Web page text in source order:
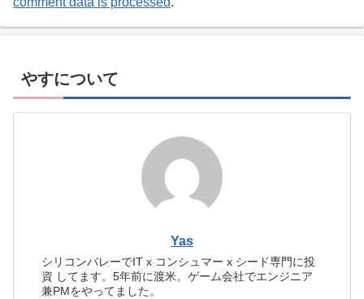
やすについて
Yas
シリコンバレーでIT x コンシュマー x シード専門に投
資 してます。5年前に渡米。ゲーム会社でエンジニア
兼PMをやってました。